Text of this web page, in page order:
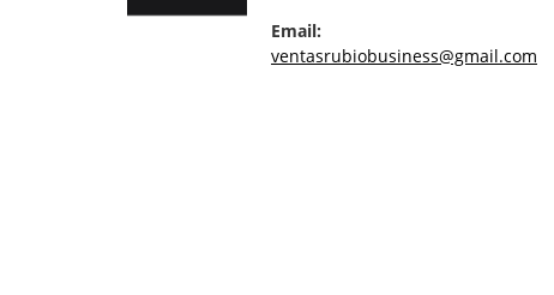
Email:
ventasrubiobusiness@gmail.com